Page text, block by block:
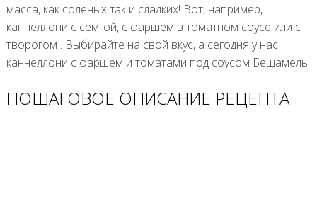
масса, как соленых так и сладких! Вот, например,
каннеллони с сёмгой, с фаршем в томатном соусе или с
творогом . Выбирайте на свой вкус, а сегодня у нас
каннеллони с фаршем и томатами под соусом Бешамель!
ПОШАГОВОЕ ОПИСАНИЕ РЕЦЕПТА